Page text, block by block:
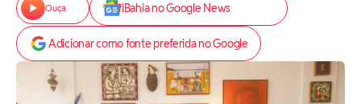
Ouça iBahia no Google News
Adicionar como fonte preferida no Google